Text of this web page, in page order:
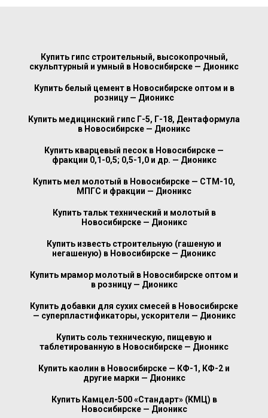
Купить гипс строительный, высокопрочный,
скульптурный и умный в Новосибирске — Дионикс
Купить белый цемент в Новосибирске оптом и в
розницу — Дионикс
Купить медицинский гипс Г-5, Г-18, Дентаформула
в Новосибирске — Дионикс
Купить кварцевый песок в Новосибирске —
фракции 0,1-0,5; 0,5-1,0 и др. — Дионикс
Купить мел молотый в Новосибирске — СТМ-10,
МПГС и фракции — Дионикс
Купить тальк технический и молотый в
Новосибирске — Дионикс
Купить известь строительную (гашеную и
негашеную) в Новосибирске — Дионикс
Купить мрамор молотый в Новосибирске оптом и
в розницу — Дионикс
Купить добавки для сухих смесей в Новосибирске
— суперпластификаторы, ускорители — Дионикс
Купить соль техническую, пищевую и
таблетированную в Новосибирске — Дионикс
Купить каолин в Новосибирске — КФ-1, КФ-2 и
другие марки — Дионикс
Купить Камцел-500 «Стандарт» (КМЦ) в
Новосибирске — Дионикс